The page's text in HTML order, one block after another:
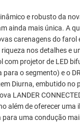
e robusto da
ainda mais única. A
carenagens do farol
nos detalhes e
com projetor de LED
para o segmento) e o
Diurna, embutido no
LANDER
além de oferecer uma
para uma condução